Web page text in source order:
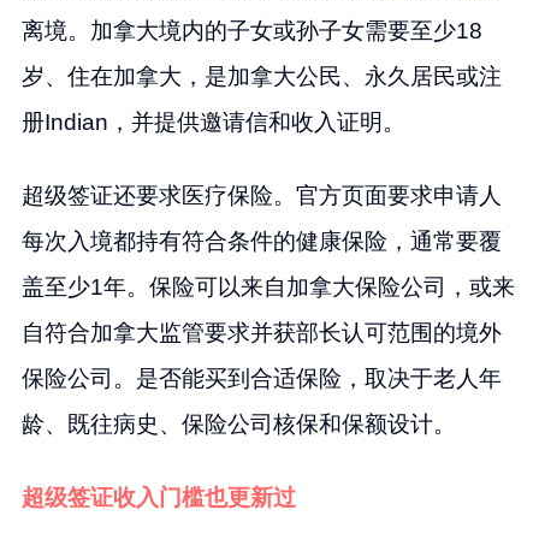
离境。加拿大境内的子女或孙子女需要至少18
岁、住在加拿大，是加拿大公民、永久居民或注
册Indian，并提供邀请信和收入证明。
超级签证还要求医疗保险。官方页面要求申请人
每次入境都持有符合条件的健康保险，通常要覆
盖至少1年。保险可以来自加拿大保险公司，或来
自符合加拿大监管要求并获部长认可范围的境外
保险公司。是否能买到合适保险，取决于老人年
龄、既往病史、保险公司核保和保额设计。
超级签证收入门槛也更新过